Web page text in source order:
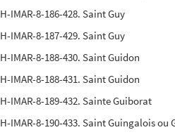
H-IMAR-8-186-428. Saint Guy
H-IMAR-8-187-429. Saint Guy
H-IMAR-8-188-430. Saint Guidon
H-IMAR-8-188-431. Saint Guidon
H-IMAR-8-189-432. Sainte Guiborat
H-IMAR-8-190-433. Saint Guingalois ou